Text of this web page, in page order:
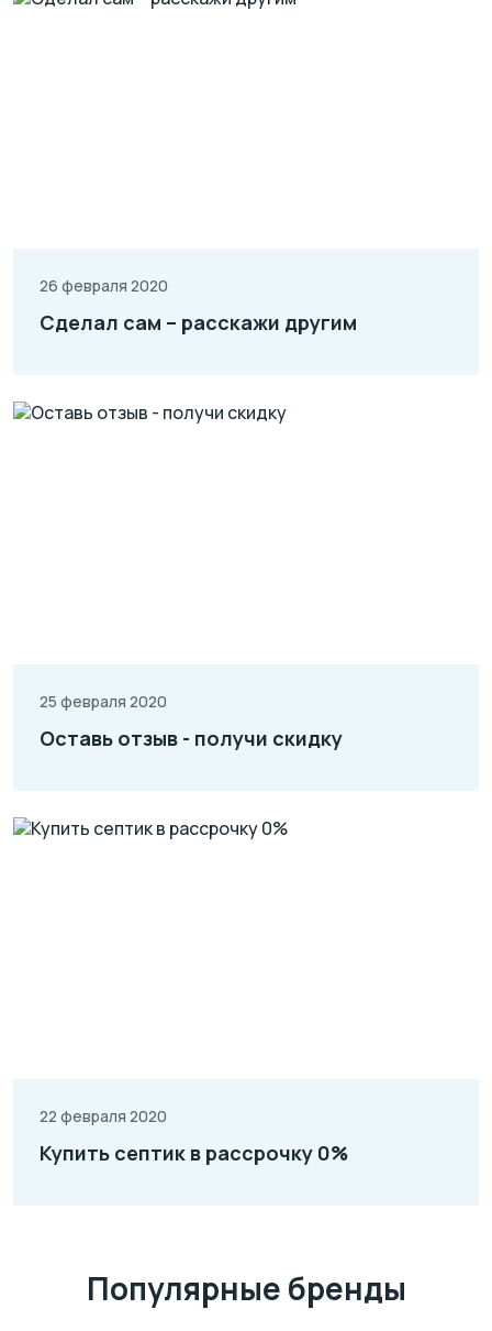
26 февраля 2020
Сделал сам – расскажи другим
25 февраля 2020
Оставь отзыв - получи скидку
22 февраля 2020
Купить септик в рассрочку 0%
Популярные бренды